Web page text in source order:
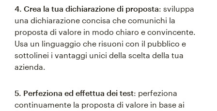
4. Crea la tua dichiarazione di proposta: sviluppa
una dichiarazione concisa che comunichi la
proposta di valore in modo chiaro e convincente.
Usa un linguaggio che risuoni con il pubblico e
sottolinei i vantaggi unici della scelta della tua
azienda.
5. Perfeziona ed effettua dei test: perfeziona
continuamente la proposta di valore in base ai